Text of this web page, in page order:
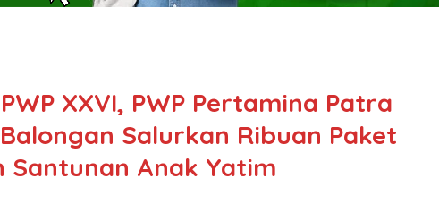
XXVI, PWP Pertamina Patra
Salurkan Ribuan Paket
Santunan Anak Yatim